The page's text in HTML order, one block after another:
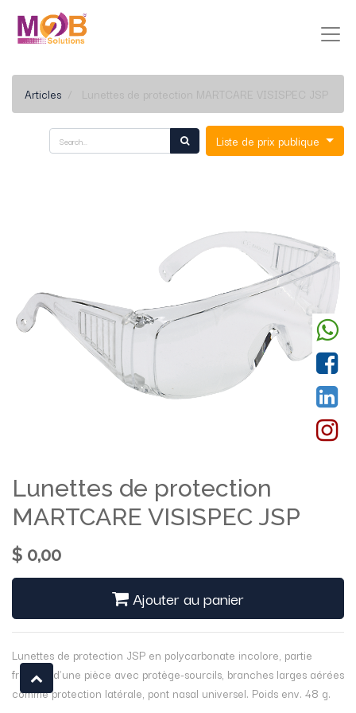
Articles Lunettes de protection MARTCARE VISISPEC JSP
Liste de prix publique
Lunettes de protection
MARTCARE VISISPEC JSP
$ 0,00
Ajouter au panier
Lunettes de protection JSP en polycarbonate incolore, partie
frontale d’une pièce avec protège-sourcils, branches larges aérées
comme protection latérale, pont nasal universel. Poids env. 48 g.